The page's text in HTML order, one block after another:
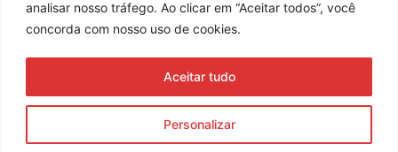
analisar nosso tráfego. Ao clicar em “Aceitar todos”, você
concorda com nosso uso de cookies.
Personalizar
Aceitar tudo
Assine nossa newsletter
Enviar